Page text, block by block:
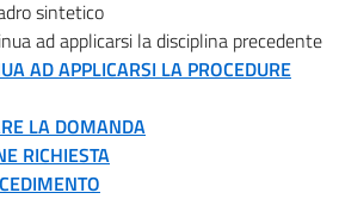
sintetico
ad applicarsi la disciplina precedente
AD APPLICARSI LA PROCEDURE
LA DOMANDA
RICHIESTA